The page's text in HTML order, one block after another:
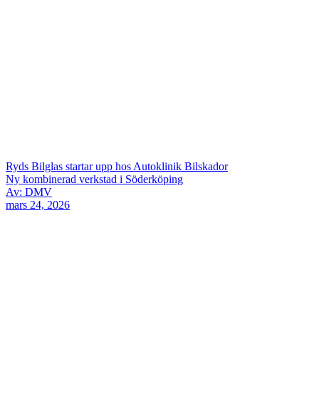
Ryds Bilglas startar upp hos Autoklinik Bilskador
Ny kombinerad verkstad i Söderköping
Av: DMV
mars 24, 2026